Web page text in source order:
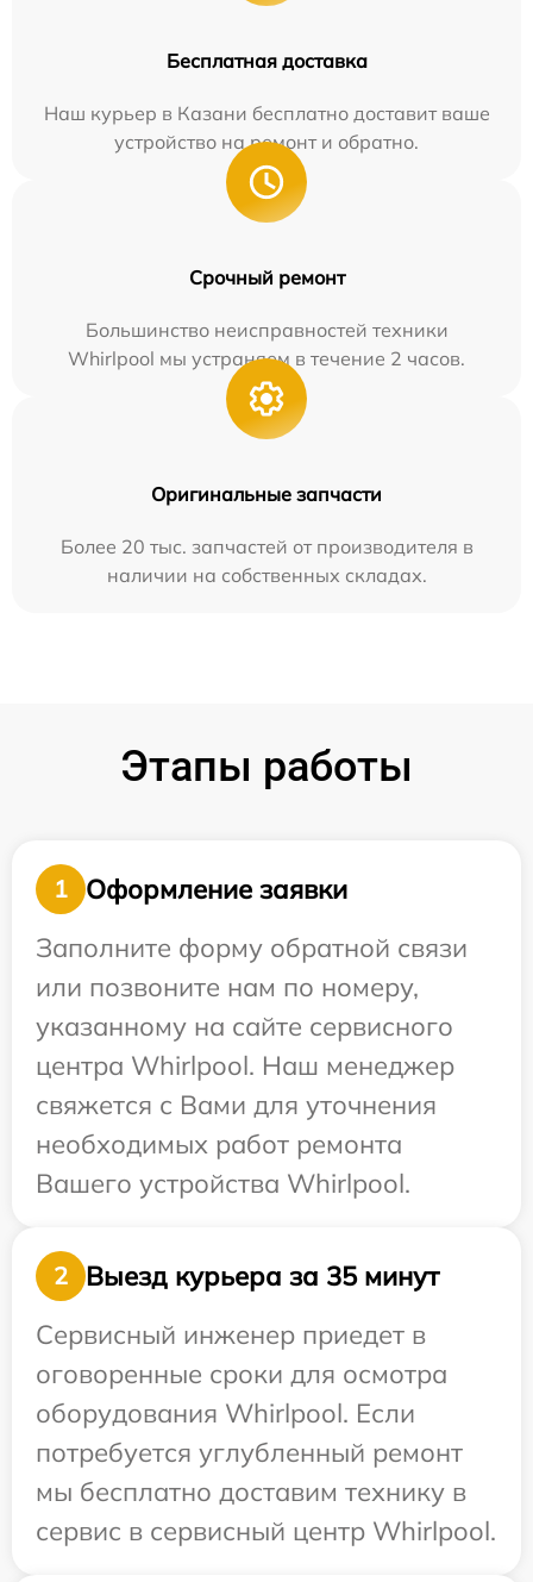
Бесплатная доставка
Наш курьер в Казани бесплатно доставит ваше
устройство на ремонт и обратно.
Срочный ремонт
Большинство неисправностей техники
Whirlpool мы устраняем в течение 2 часов.
Оригинальные запчасти
Более 20 тыс. запчастей от производителя в
наличии на собственных складах.
Этапы работы
1
Оформление заявки
Заполните форму обратной связи
или позвоните нам по номеру,
указанному на сайте сервисного
центра Whirlpool. Наш менеджер
свяжется с Вами для уточнения
необходимых работ ремонта
Вашего устройства Whirlpool.
2
Выезд курьера за 35 минут
Сервисный инженер приедет в
оговоренные сроки для осмотра
оборудования Whirlpool. Если
потребуется углубленный ремонт
мы бесплатно доставим технику в
сервис в сервисный центр Whirlpool.